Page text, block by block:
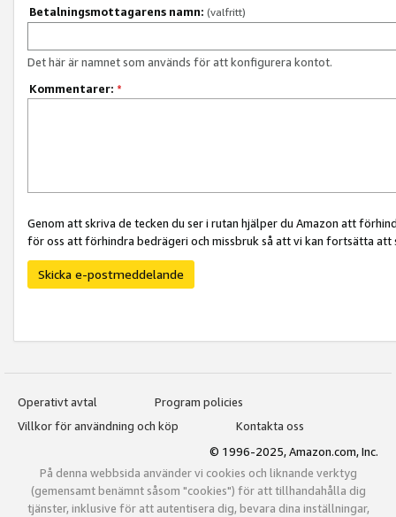
Betalningsmottagarens namn: (valfritt)
Det här är namnet som används för att konfigurera kontot.
Kommentarer: *
Genom att skriva de tecken du ser i rutan hjälper du Amazon att
för oss att förhindra bedrägeri och missbruk så att vi kan fortsätta
Skicka e-postmeddelande
Operativt avtal
Program policies
Villkor för användning och köp
Kontakta oss
© 1996-2025, Amazon.com, Inc.
På denna webbsida använder vi cookies och liknande verktyg
(gemensamt benämnt såsom "cookies") för att tillhandahålla dig
tjänster, inklusive för att autentisera dig, bevara dina inställningar,